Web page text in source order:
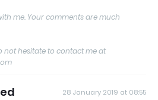
me. Your comments are much
not hesitate to contact me at
28 January 2019 at 08:55